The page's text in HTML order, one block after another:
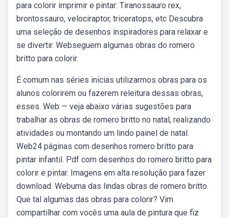
para colorir imprimir e pintar: Tiranossauro rex,
brontossauro, velociraptor, triceratops, etc Descubra
uma seleção de desenhos inspiradores para relaxar e
se divertir. Webseguem algumas obras do romero
britto para colorir.
É comum nas séries inicias utilizarmos obras para os
alunos colorirem ou fazerem releitura dessas obras,
esses. Web — veja abaixo várias sugestões para
trabalhar as obras de romero britto no natal, realizando
atividades ou montando um lindo painel de natal.
Web24 páginas com desenhos romero britto para
pintar infantil. Pdf com desenhos do romero britto para
colorir e pintar. Imagens em alta resolução para fazer
download. Webuma das lindas obras de romero britto.
Que tal algumas das obras para colorir? Vim
compartilhar com vocês uma aula de pintura que fiz